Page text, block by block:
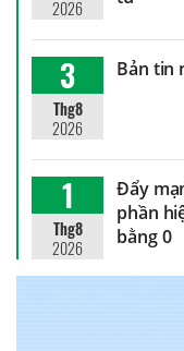
2026
3
Thg8
2026
Bản tin
1
Thg8
2026
Đẩy
phần
bằng 0